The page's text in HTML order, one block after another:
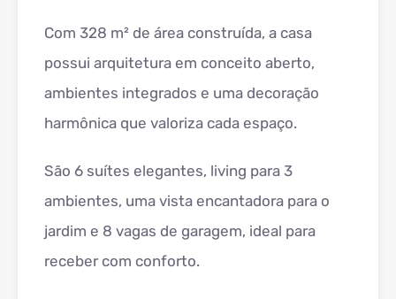
Com 328 m² de área construída, a casa
possui arquitetura em conceito aberto,
ambientes integrados e uma decoração
harmônica que valoriza cada espaço.
São 6 suítes elegantes, living para 3
ambientes, uma vista encantadora para o
jardim e 8 vagas de garagem, ideal para
receber com conforto.